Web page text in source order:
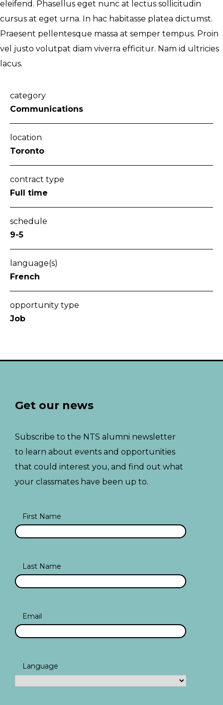
eleifend. Phasellus eget nunc at lectus sollicitudin
cursus at eget urna. In hac habitasse platea dictumst.
Praesent pellentesque massa at semper tempus. Proin
vel justo volutpat diam viverra efficitur. Nam id ultricies
lacus.
category
Communications
location
Toronto
contract type
Full time
schedule
9-5
language(s)
French
opportunity type
Job
Get our news
Subscribe to the NTS alumni newsletter
to learn about events and opportunities
that could interest you, and find out what
your classmates have been up to.
First Name
Last Name
Email
Language